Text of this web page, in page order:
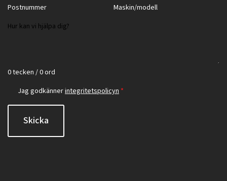
0 tecken / 0 ord
Jag godkännerintegritetspolicyn *
Skicka